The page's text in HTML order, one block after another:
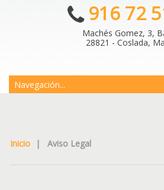
916 72
Machés Gomez, 3,
28821 - Coslada,
Inicio | Aviso Legal